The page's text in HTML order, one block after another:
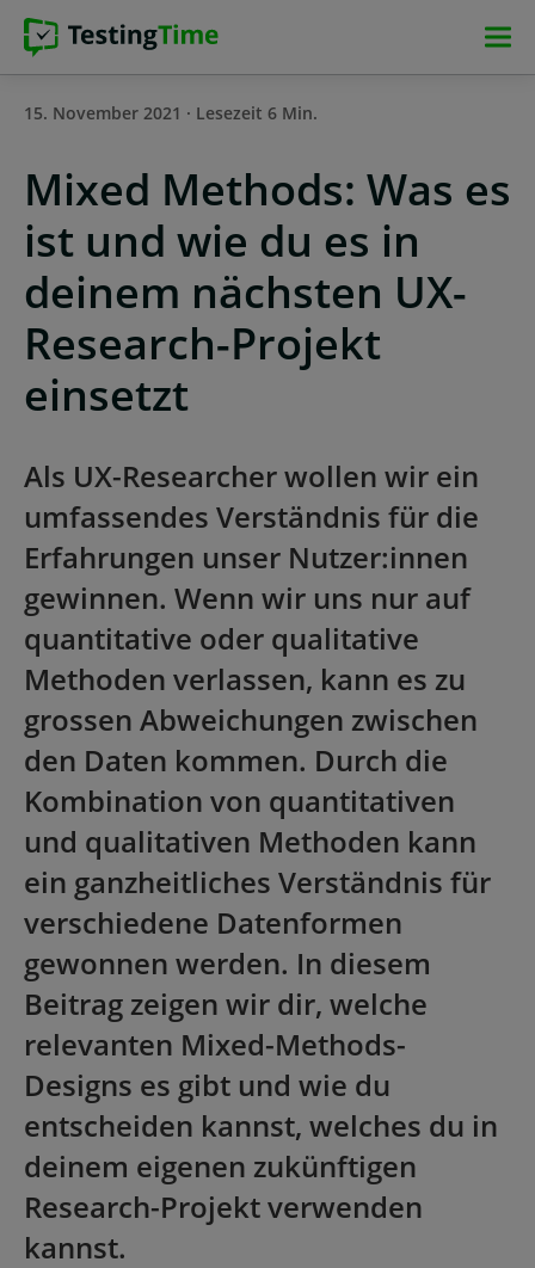
Zur
Hauptnavigation
Zur
Hauptnavigation
Zum
Hauptinhalt
Zum
Footer
15. November 2021 · Lesezeit 6 Min.
Mixed Methods: Was es
ist und wie du es in
deinem nächsten UX-
Research-Projekt
einsetzt
Als UX-Researcher wollen wir ein
umfassendes Verständnis für die
Erfahrungen unser Nutzer:innen
gewinnen. Wenn wir uns nur auf
quantitative oder qualitative
Methoden verlassen, kann es zu
grossen Abweichungen zwischen
den Daten kommen. Durch die
Kombination von quantitativen
und qualitativen Methoden kann
ein ganzheitliches Verständnis für
verschiedene Datenformen
gewonnen werden. In diesem
Beitrag zeigen wir dir, welche
relevanten Mixed-Methods-
Designs es gibt und wie du
entscheiden kannst, welches du in
deinem eigenen zukünftigen
Research-Projekt verwenden
kannst.